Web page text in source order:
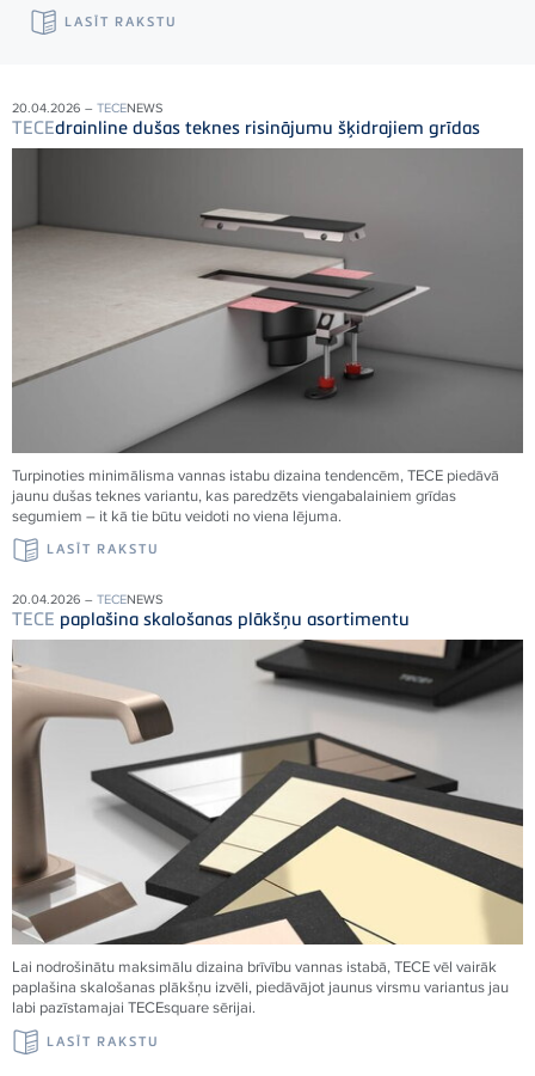
LASĪT RAKSTU
20.04.2026 – TECENEWS
TECEdrainline dušas teknes risinājumu šķidrajiem grīdas
Turpinoties minimālisma vannas istabu dizaina tendencēm,TECE piedāvā
jaunu dušas teknes variantu, kas paredzēts viengabalainiem grīdas
segumiem – it kā tie būtu veidoti no viena lējuma.
LASĪT RAKSTU
20.04.2026 – TECENEWS
TECE paplašina skalošanas plākšņu asortimentu
Lai nodrošinātu maksimālu dizaina brīvību vannas istabā,TECEvēl vairāk
paplašina skalošanas plākšņu izvēli, piedāvājot jaunus virsmu variantus jau
labi pazīstamajai TECEsquare sērijai.
LASĪT RAKSTU